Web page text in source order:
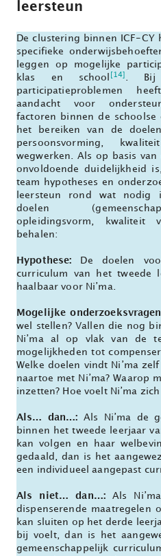
leersteun
De clustering binnen ICF-
specifieke
leggen op mogelijke
klas en school
[14]
. Bij
participatieproblemen
aandacht voor
factoren binnen de
het bereiken van de
persoonsvorming,
wegwerken. Als op basis
onvoldoende duidelijkheid
team hypotheses en
leersteun rond wat nodig
doelen
opleidingsvorm,
behalen:
Hypothese: De doelen
curriculum van het tweede
haalbaar voor Ni’ma.
Mogelijke
wel stellen? Vallen die nog
Ni’ma al op vlak van de
mogelijkheden tot
Welke doelen vindt Ni’ma
naartoe met Ni’ma? Waarop
inzetten? Hoe voelt Ni’ma
Als… dan…: Als Ni’ma de
binnen het tweede leerjaar
kan volgen en haar
gedaald, dan is het
een individueel aangepast
Als niet… dan…: Als
dispenserende maatregelen
kan sluiten op het derde
bij voelt, dan is het
gemeenschappelijk